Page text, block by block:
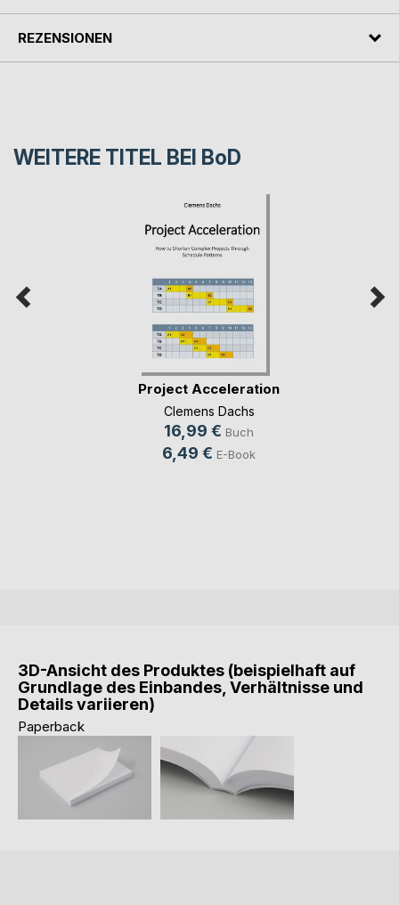
REZENSIONEN
WEITERE TITEL BEI BoD
Project Acceleration
Clemens Dachs
16,99 € Buch
6,49 € E-Book
3D-Ansicht des Produktes (beispielhaft auf
Grundlage des Einbandes, Verhältnisse und
Details variieren)
Paperback